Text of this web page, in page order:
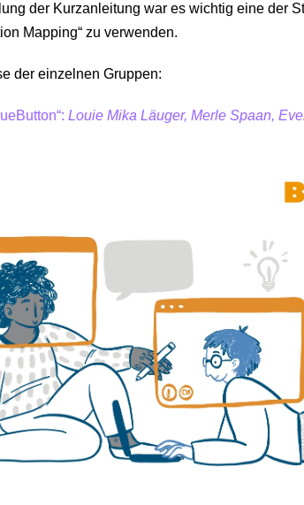
der Kurzanleitung war es wichtig eine der
Mapping“ zu verwenden.
der einzelnen Gruppen:
Louie Mika Läuger, Merle Spaan,